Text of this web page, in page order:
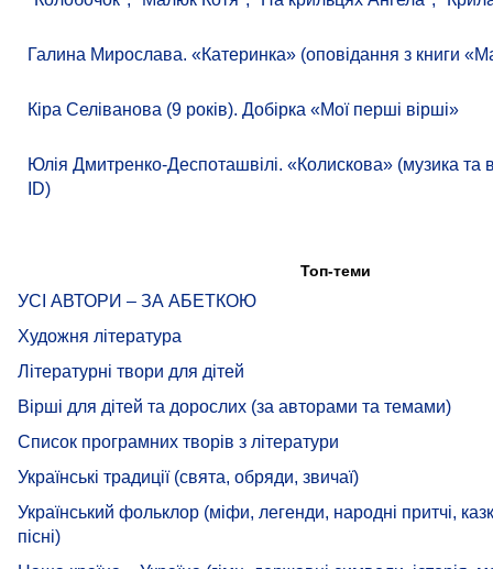
Галина Мирослава. «Катеринка» (оповідання з книги
Кіра Селіванова (9 років). Добірка «Мої перші вірші»
Юлія Дмитренко-Деспоташвілі. «Колискова» (музика та
ID)
Топ-теми
УСІ АВТОРИ – ЗА АБЕТКОЮ
Художня література
Літературні твори для дітей
Вірші для дітей та дорослих (за авторами та темами)
Список програмних творів з літератури
Українські традиції (свята, обряди, звичаї)
Український фольклор (міфи, легенди, народні притчі,
пісні)